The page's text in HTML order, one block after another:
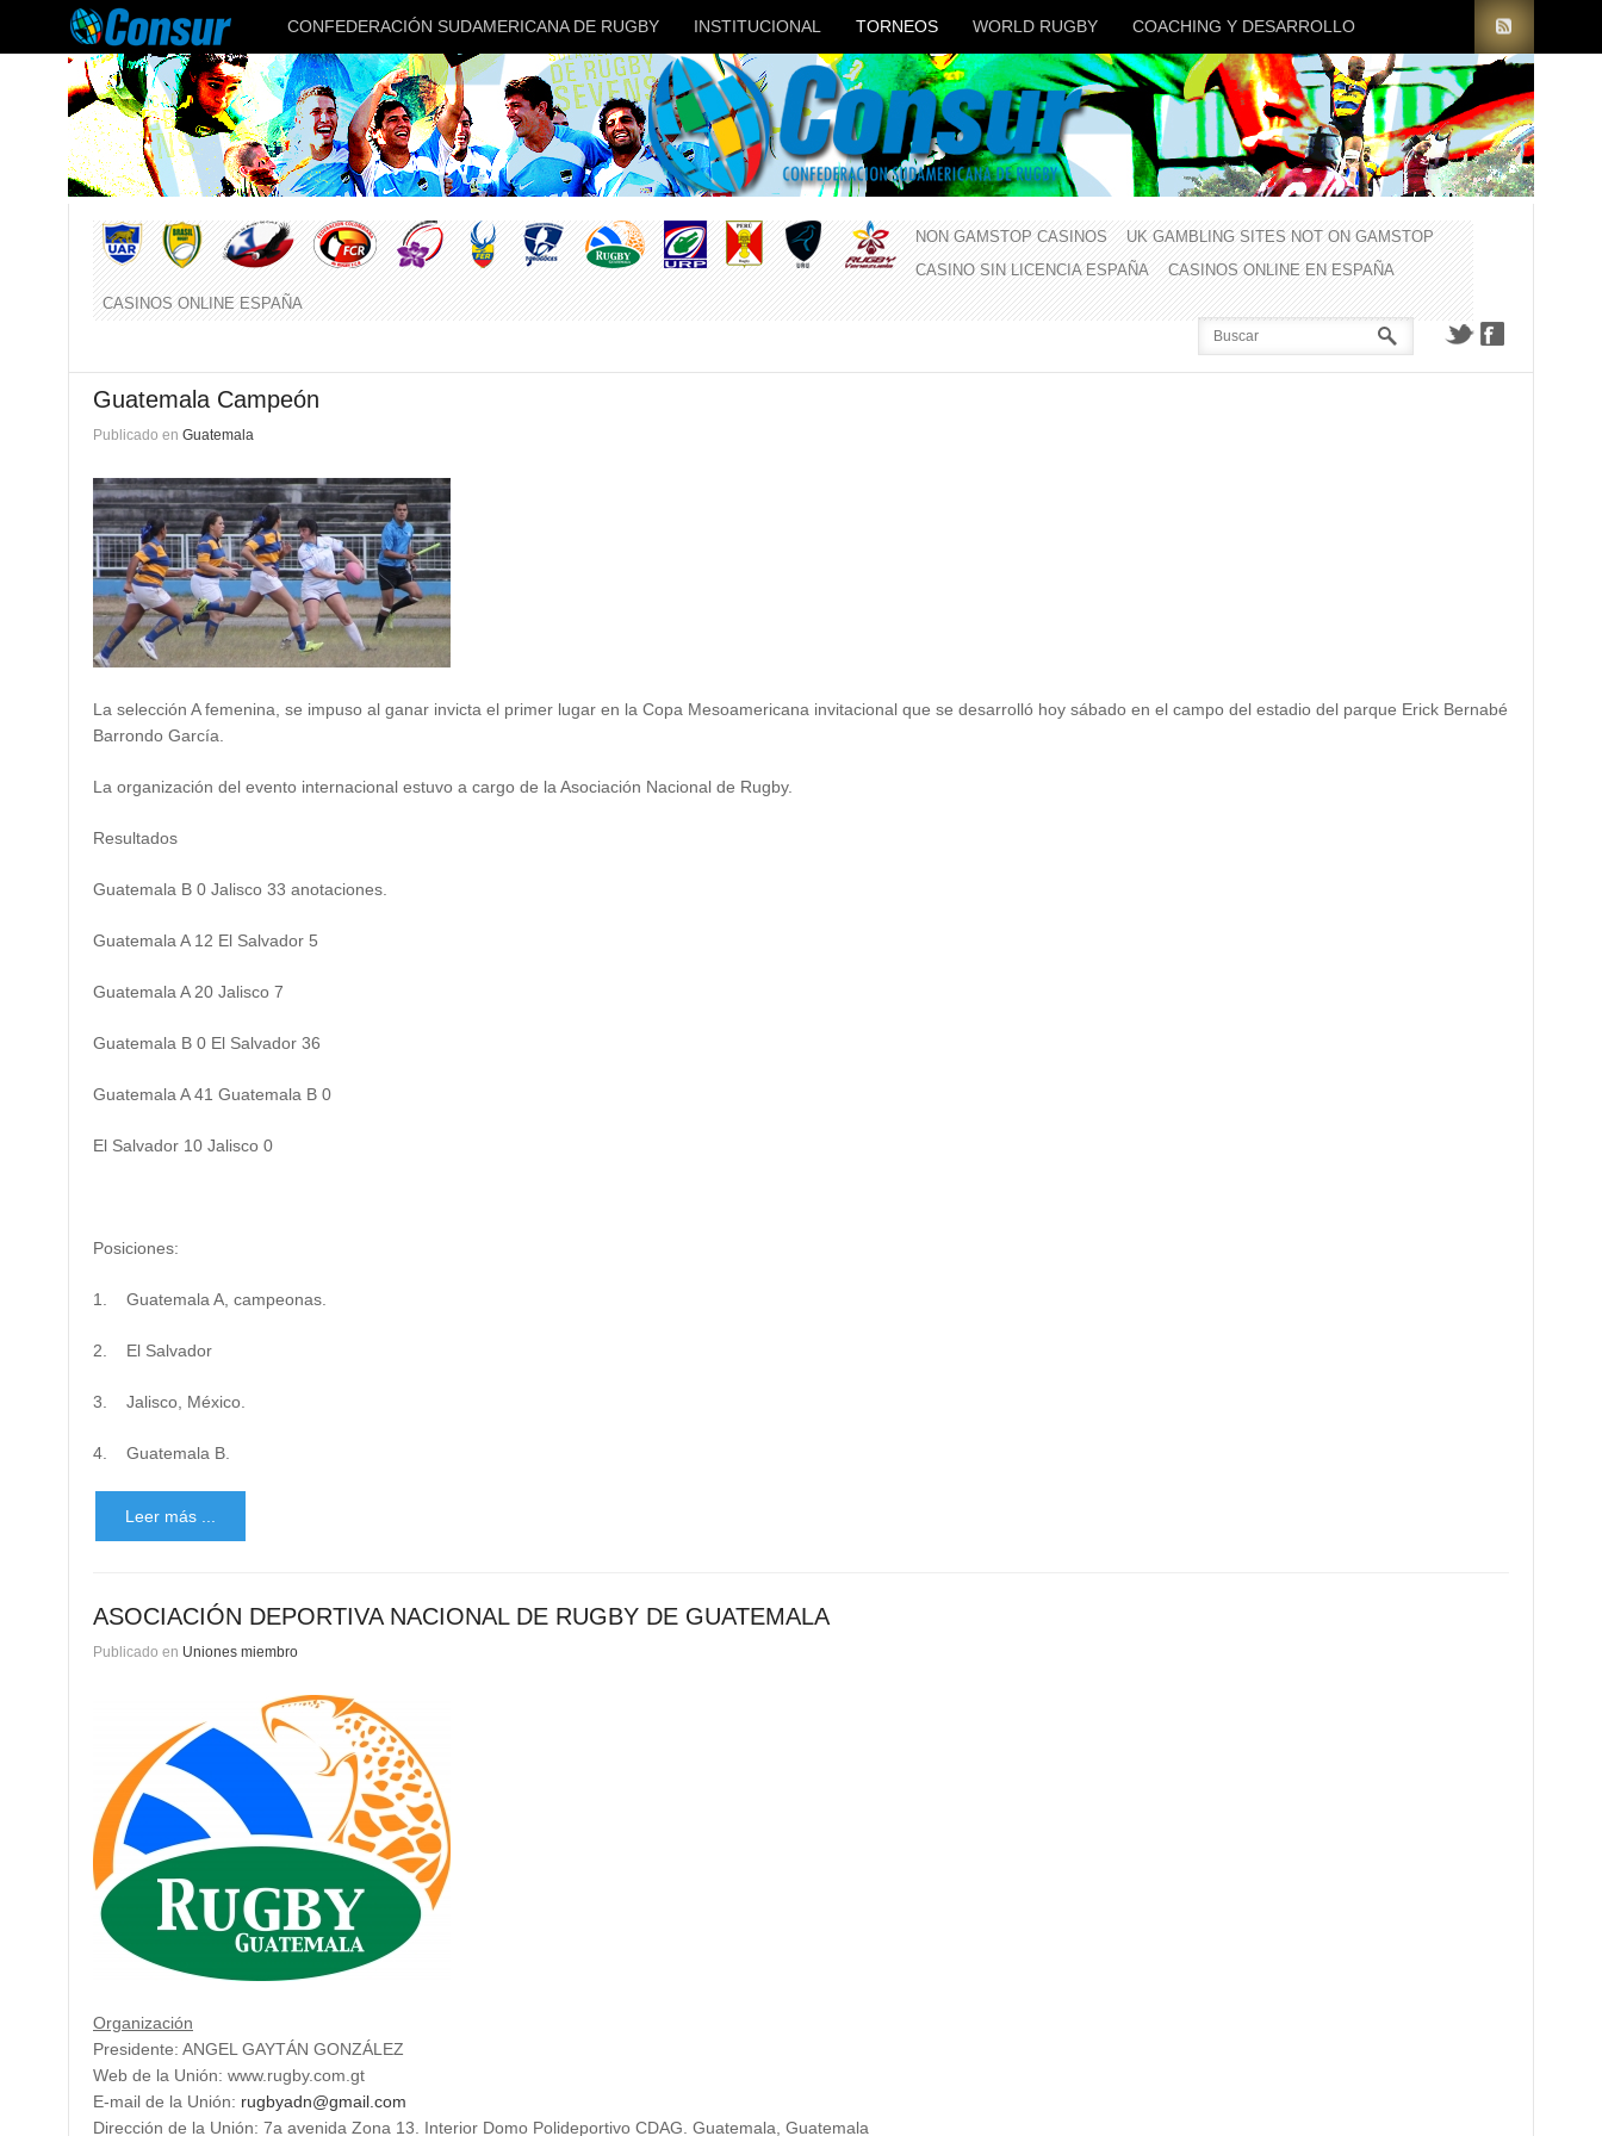
CONFEDERACIÓN SUDAMERICANA DE RUGBY INSTITUCIONAL TORNEOS WORLD RUGBY COACHING Y DESARROLLO
NON GAMSTOP CASINOS
UK GAMBLING SITES NOT ON GAMSTOP
CASINO SIN LICENCIA ESPAÑA
CASINOS ONLINE EN ESPAÑA
CASINOS ONLINE ESPAÑA
Guatemala Campeón
Publicado en Guatemala
La selección A femenina, se impuso al ganar invicta el primer lugar en la Copa Mesoamericana invitacional que se desarrolló hoy sábado en el campo del estadio del parque Erick Bernabé
Barrondo García.
La organización del evento internacional estuvo a cargo de la Asociación Nacional de Rugby.
Resultados
Guatemala B 0 Jalisco 33 anotaciones.
Guatemala A 12 El Salvador 5
Guatemala A 20 Jalisco 7
Guatemala B 0 El Salvador 36
Guatemala A 41 Guatemala B 0
El Salvador 10 Jalisco 0
Posiciones:
1. Guatemala A, campeonas.
2. El Salvador
3. Jalisco, México.
4. Guatemala B.
Leer más ...
ASOCIACIÓN DEPORTIVA NACIONAL DE RUGBY DE GUATEMALA
Publicado en Uniones miembro
Organización
Presidente: ANGEL GAYTÁN GONZÁLEZ
Web de la Unión: www.rugby.com.gt
E-mail de la Unión: rugbyadn@gmail.com
Dirección de la Unión: 7a avenida Zona 13. Interior Domo Polideportivo CDAG. Guatemala, Guatemala